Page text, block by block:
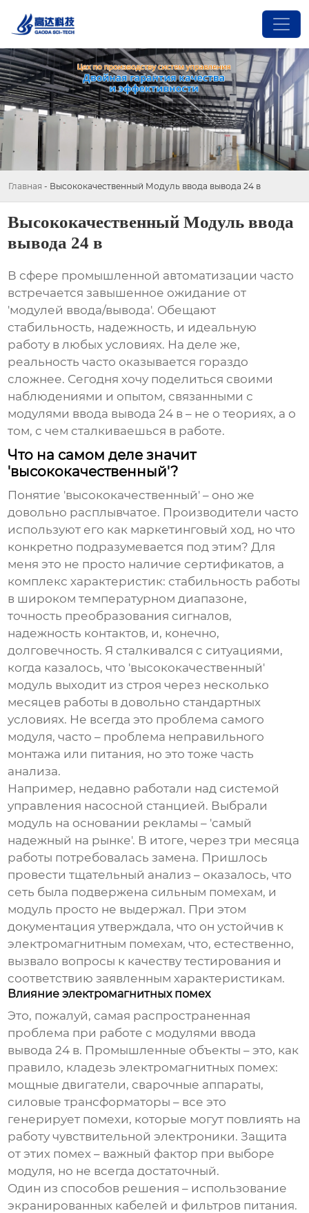
Главная - Высококачественный Модуль ввода вывода 24 в
Высококачественный Модуль ввода
вывода 24 в
В сфере промышленной автоматизации часто
встречается завышенное ожидание от
'модулей ввода/вывода'. Обещают
стабильность, надежность, и идеальную
работу в любых условиях. На деле же,
реальность часто оказывается гораздо
сложнее. Сегодня хочу поделиться своими
наблюдениями и опытом, связанными с
модулями ввода вывода 24 в – не о теориях, а о
том, с чем сталкиваешься в работе.
Что на самом деле значит
'высококачественный'?
Понятие 'высококачественный' – оно же
довольно расплывчатое. Производители часто
используют его как маркетинговый ход, но что
конкретно подразумевается под этим? Для
меня это не просто наличие сертификатов, а
комплекс характеристик: стабильность работы
в широком температурном диапазоне,
точность преобразования сигналов,
надежность контактов, и, конечно,
долговечность. Я сталкивался с ситуациями,
когда казалось, что 'высококачественный'
модуль выходит из строя через несколько
месяцев работы в довольно стандартных
условиях. Не всегда это проблема самого
модуля, часто – проблема неправильного
монтажа или питания, но это тоже часть
анализа.
Например, недавно работали над системой
управления насосной станцией. Выбрали
модуль на основании рекламы – 'самый
надежный на рынке'. В итоге, через три месяца
работы потребовалась замена. Пришлось
провести тщательный анализ – оказалось, что
сеть была подвержена сильным помехам, и
модуль просто не выдержал. При этом
документация утверждала, что он устойчив к
электромагнитным помехам, что, естественно,
вызвало вопросы к качеству тестирования и
соответствию заявленным характеристикам.
Влияние электромагнитных помех
Это, пожалуй, самая распространенная
проблема при работе с модулями ввода
вывода 24 в. Промышленные объекты – это, как
правило, кладезь электромагнитных помех:
мощные двигатели, сварочные аппараты,
силовые трансформаторы – все это
генерирует помехи, которые могут повлиять на
работу чувствительной электроники. Защита
от этих помех – важный фактор при выборе
модуля, но не всегда достаточный.
Один из способов решения – использование
экранированных кабелей и фильтров питания.